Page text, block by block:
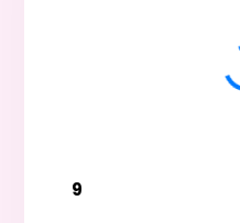
9